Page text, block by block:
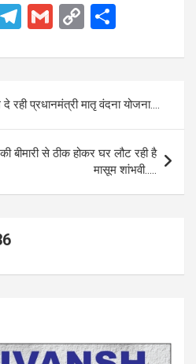
T
e
gr
a
m
G
ail
C
py
Li
n
k
ar
e
रही प्रधानमंत्री मातृ वंदना योजना….
बीमारी से ठीक होकर घर लौट रही है
मासूम शांभवी…..